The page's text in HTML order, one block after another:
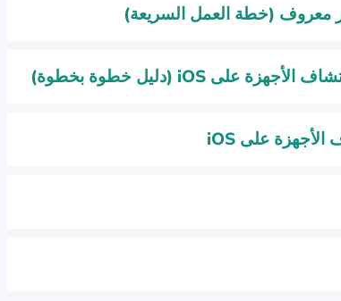
معروف (خطة العمل السريعة)